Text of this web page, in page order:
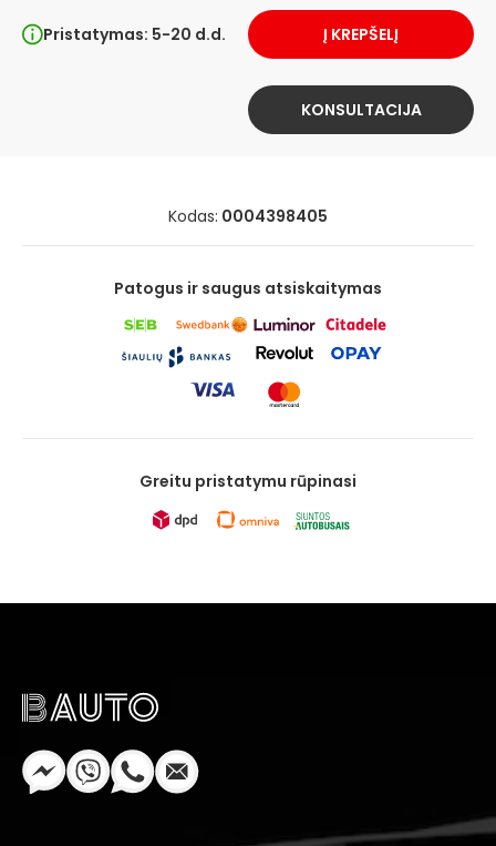
Pristatymas: 5-20 d.d. Į KREPŠELĮ
KONSULTACIJA
Kodas: 0004398405
Patogus ir saugus atsiskaitymas
Greitu pristatymu rūpinasi